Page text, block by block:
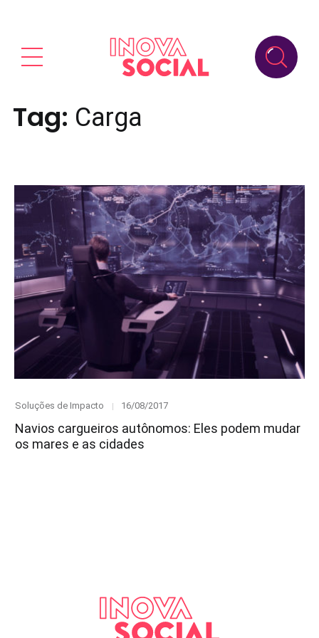
Tag: Carga
Category
Soluções de Impacto
Posted
16/08/2017
Navios cargueiros autônomos: Eles podem mudar
os mares e as cidades